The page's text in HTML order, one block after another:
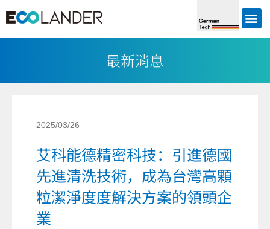
最新消息
2025/03/26
艾科能德精密科技：引進德國
先進清洗技術，成為台灣高顆
粒潔淨度度解決方案的領頭企
業